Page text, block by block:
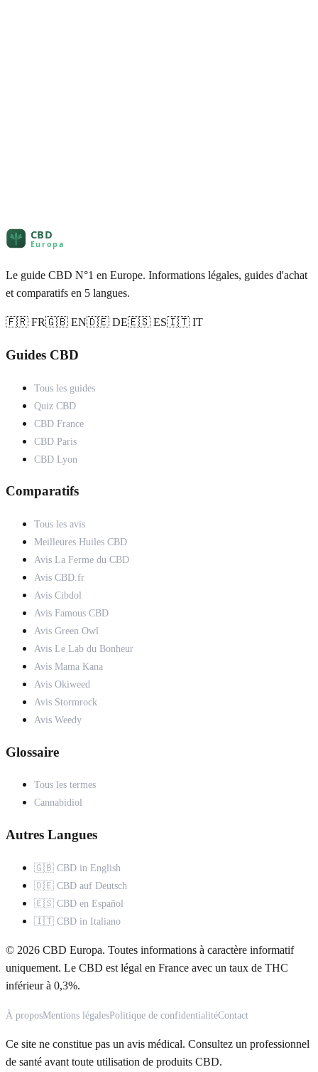
Le guide CBD N°1 en Europe. Informations légales, guides d'achat
et comparatifs en 5 langues.
🇫🇷 FR🇬🇧 EN🇩🇪 DE🇪🇸 ES🇮🇹 IT
Guides CBD
Tous les guides
Quiz CBD
CBD France
CBD Paris
CBD Lyon
Comparatifs
Tous les avis
Meilleures Huiles CBD
Avis La Ferme du CBD
Avis CBD.fr
Avis Cibdol
Avis Famous CBD
Avis Green Owl
Avis Le Lab du Bonheur
Avis Mama Kana
Avis Okiweed
Avis Stormrock
Avis Weedy
Glossaire
Tous les termes
Cannabidiol
Autres Langues
🇬🇧 CBD in English
🇩🇪 CBD auf Deutsch
🇪🇸 CBD en Español
🇮🇹 CBD in Italiano
© 2026 CBD Europa. Toutes informations à caractère informatif
uniquement. Le CBD est légal en France avec un taux de THC
inférieur à 0,3%.
À proposMentions légalesPolitique de confidentialitéContact
Ce site ne constitue pas un avis médical. Consultez un professionnel
de santé avant toute utilisation de produits CBD.